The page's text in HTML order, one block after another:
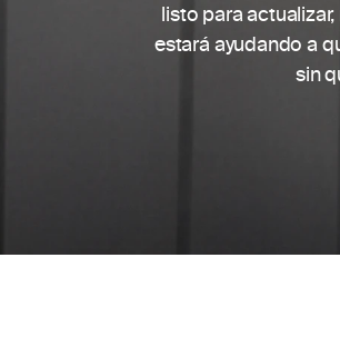
listo para
estará ayudando a
sin